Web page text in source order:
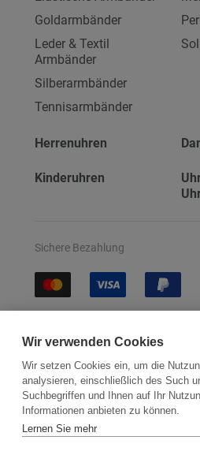
Goldarmbänder
Leder & Textil
Armbänder
Silberarmbänder
Tennisarmbänder
Herrenuhren
Kinderuhren
Sichere Bezahlung
Kontakt Newsletter
Wir verwenden Cookies
Wir setzen Cookies ein, um die
analysieren, einschließlich des Such
Suchbegriffen und Ihnen auf Ihr
Informationen anbieten zu können.
Lernen Sie mehr